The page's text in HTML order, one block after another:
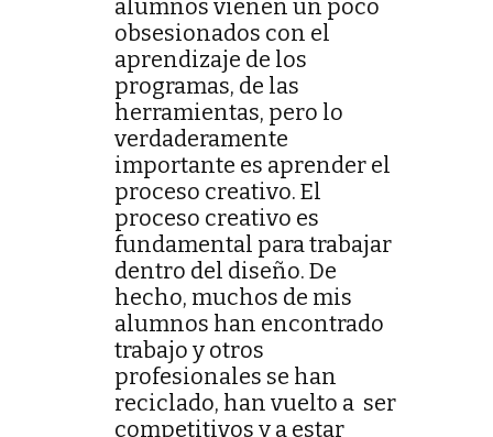
alumnos vienen un poco
obsesionados con el
aprendizaje de los
programas, de las
herramientas, pero lo
verdaderamente
importante es aprender el
proceso creativo. El
proceso creativo es
fundamental para trabajar
dentro del diseño. De
hecho, muchos de mis
alumnos han encontrado
trabajo y otros
profesionales se han
reciclado, han vuelto a ser
competitivos y a estar